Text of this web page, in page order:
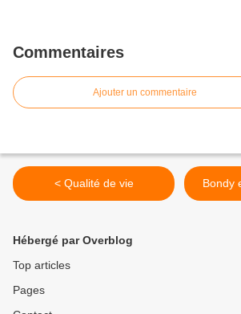
Commentaires
Ajouter un commentaire
< Qualité de vie
Hébergé par Overblog
Top articles
Pages